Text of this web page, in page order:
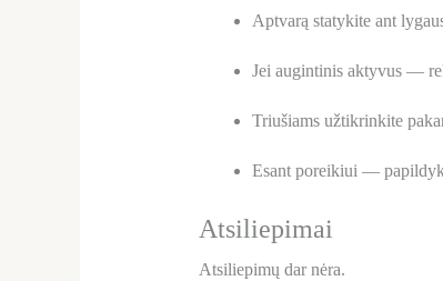
Aptvarą statykite ant
Jei augintinis aktyvus —
Triušiams užtikrinkite
Esant poreikiui —
Atsiliepimai
Atsiliepimų dar nėra.